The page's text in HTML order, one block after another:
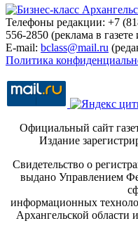
Телефоны редакции: +7
556-2850 (реклама в газете
E-mail: bclass@mail.ru
Политика
Официальный сайт
Издание
Свидетельство о
выдано Управлением
информационных
Архангельской области